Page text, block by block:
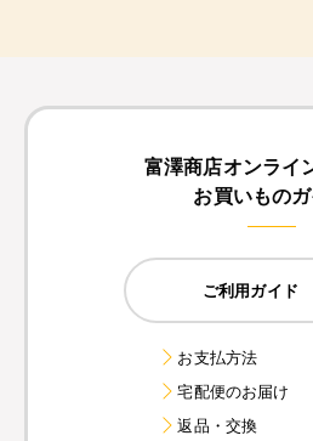
富澤商店オンライ
お買いもの
ご利用ガイド
お支払方法
宅配便のお届け
返品・交換